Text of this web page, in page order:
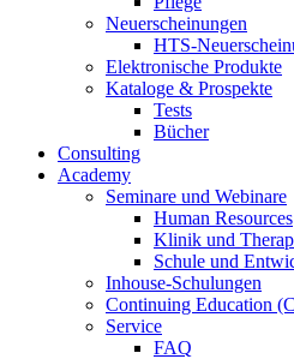
Neuerscheinungen
HTS-
Elektronische Produkte
Kataloge & Prospekte
Tests
Bücher
Consulting
Academy
Seminare und Webinare
Human Resources
Klinik und
Schule und
Inhouse-Schulungen
Continuing Education
Service
FAQ